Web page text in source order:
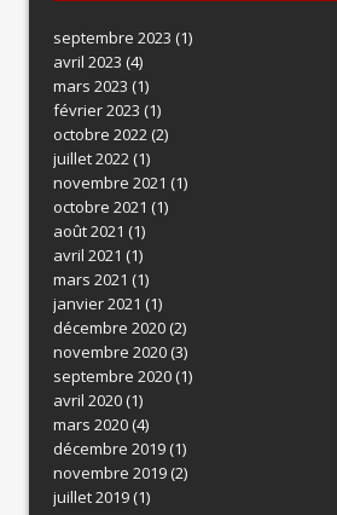
septembre 2023 (1)
avril 2023 (4)
mars 2023 (1)
février 2023 (1)
octobre 2022(2)
juillet 2022(1)
novembre 2021 (1)
octobre 2021 (1)
août 2021 (1)
avril 2021 (1)
mars 2021 (1)
janvier 2021 (1)
décembre 2020(2)
novembre 2020(3)
septembre 2020(1)
avril 2020(1)
mars 2020(4)
décembre 2019(1)
novembre 2019(2)
juillet 2019(1)